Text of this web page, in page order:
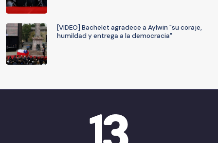
[VIDEO] Bachelet agradece a Aylwin "su coraje,
humildad y entrega a la democracia"